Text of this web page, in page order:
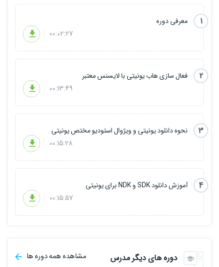
1
معرفی دوره
00:02:27
2
فعال سازی هاب یونیتی با لایسنس معتبر
00:13:49
3
نحوه دانلود یونیتی و ویژوال استودیو مختص یونیتی
00:15:28
4
آموزش دانلود SDK و NDK برای یونیتی
00:15:57
دوره های دیگر مدرس مشاهده همه دوره ها